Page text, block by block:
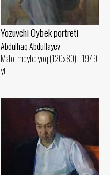
Yozuvchi Oybek portreti
Abdulhaq Abdullayev
Mato, moybo‘yoq (120x80) - 1949
yil